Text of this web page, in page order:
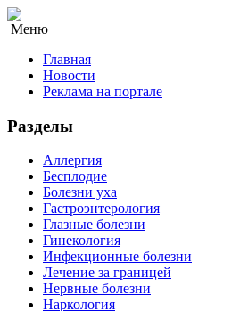
Меню
Главная
Новости
Реклама на портале
Разделы
Аллергия
Бесплодие
Болезни уха
Гастроэнтерология
Глазные болезни
Гинекология
Инфекционные болезни
Лечение за границей
Нервные болезни
Наркология